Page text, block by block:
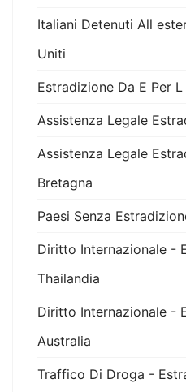
Italiani Detenuti All
Uniti
Estradizione Da E Per
Assistenza Legale
Assistenza Legale
Bretagna
Paesi Senza
Diritto Internazionale -
Thailandia
Diritto Internazionale -
Australia
Traffico Di Droga -